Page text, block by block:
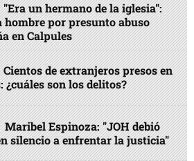
"Era un hermano de la iglesia":
hombre por presunto abuso
en Calpules
Cientos de extranjeros presos en
¿cuáles son los delitos?
Maribel Espinoza: "JOH debió
silencio a enfrentar la justicia"